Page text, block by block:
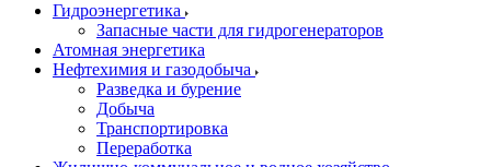
Гидроэнергетика
Запасные части для гидрогенераторов
Атомная энергетика
Нефтехимия и газодобыча
Разведка и бурение
Добыча
Транспортировка
Переработка